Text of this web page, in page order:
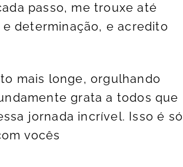
passo, me trouxe até
determinação, e acredito
mais longe, orgulhando
grata a todos que
jornada incrível. Isso é só
vocês